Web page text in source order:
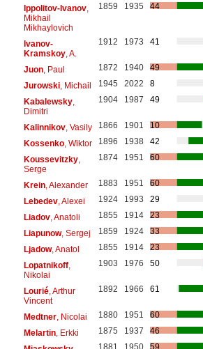
Ippolitov-Ivanov,
Mikhail
Mikhaylovich
1859 1935 44
Ivanov-
Kramskoy, A.
1912 1973 41
Juon, Paul 1872 1940
49
Jurowski, Michail 1945 2022
8
Kabalewsky,
Dimitri
1904 1987 49
Kalinnikov, Vasily 1866 1901
10
Kossenko, Wiktor 1896 1938
42
Koussevitzky,
Serge
1874 1951 60
Krein, Alexander 1883 1951
60
Lebedev, Alexei 1924 1993
29
Liadov, Anatoli 1855 1914
23
Liapunow, Sergej 1859 1924
33
Ljadow, Anatol 1855 1914
23
Lopatnikoff,
Nikolai
1903 1976 50
Lourié, Arthur
Vincent
1892 1966 61
Medtner, Nicolai 1880 1951
60
Melartin, Erkki 1875 1937
46
1881 1950 59